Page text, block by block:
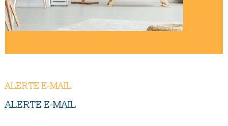
ALERTE E-MAIL
ALERTE E-MAIL